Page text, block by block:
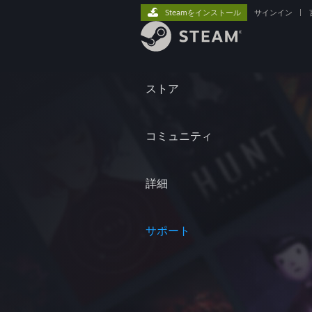
ストア
コミュニティ
詳細
サポート
Steamをインストール サインイン